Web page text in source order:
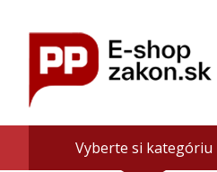
Vyberte si kategóriu